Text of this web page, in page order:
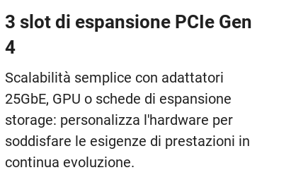
3 slot di espansione PCIe Gen
4
Scalabilità semplice con adattatori
25GbE, GPU o schede di espansione
storage: personalizza l'hardware per
soddisfare le esigenze di prestazioni in
continua evoluzione.